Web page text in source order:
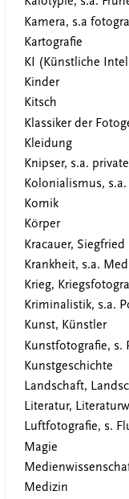
Kamera, s.a
Kartografie
KI (Künstliche
Kinder
Kitsch
Klassiker der
Kleidung
Knipser, s.a.
Kolonialismus,
Komik
Körper
Kracauer, Siegfried
Krankheit, s.a.
Krieg,
Kriminalistik, s.a.
Kunst, Künstler
Kunstfotografie, s.
Kunstgeschichte
Landschaft,
Literatur,
Luftfotografie, s.
Magie
Medizin